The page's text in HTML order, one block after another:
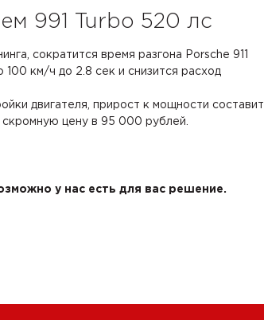
991 Turbo 520 лс
сократится время разгона Porsche 911
100 км/ч до 2.8 сек и снизится расход
двигателя, прирост к мощности составит
скромную цену в 95 000 рублей.
у нас есть для вас решение.